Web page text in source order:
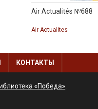
Air Actualités №688
Air Actualites
КОНТАКТЫ
«Победа»